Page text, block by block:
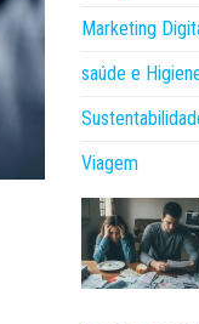
Marketing
saúde e
Viagem